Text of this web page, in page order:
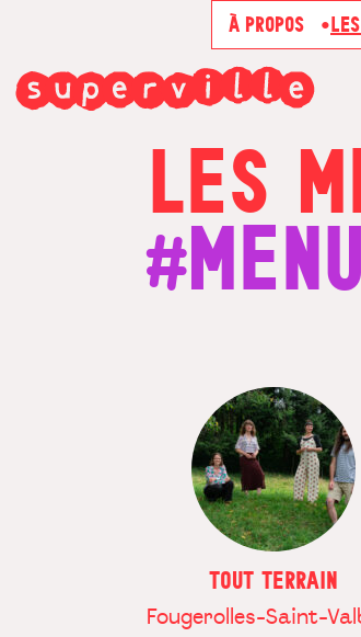
À PROPOS
LES
TOUT TERRAIN
Fougerolles-Saint-